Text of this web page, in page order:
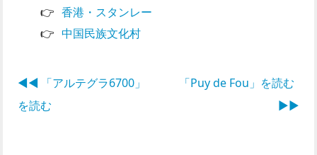
香港・スタンレー
中国民族文化村
◀︎◀︎ 「アルテグラ6700」
を読む
「Puy de Fou」を読む
▶︎▶︎